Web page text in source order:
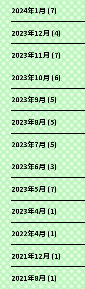
2024年1月(7)
2023年12月(4)
2023年11月(7)
2023年10月(6)
2023年9月(5)
2023年8月(5)
2023年7月(5)
2023年6月(3)
2023年5月(7)
2023年4月(1)
2022年4月(1)
2021年12月(1)
2021年8月(1)